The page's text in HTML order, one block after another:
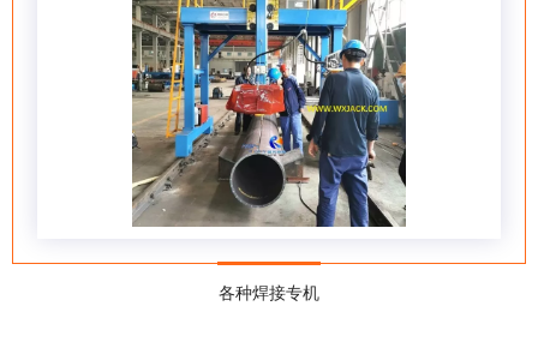
各种焊接专机